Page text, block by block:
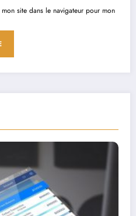
site dans le navigateur pour mon